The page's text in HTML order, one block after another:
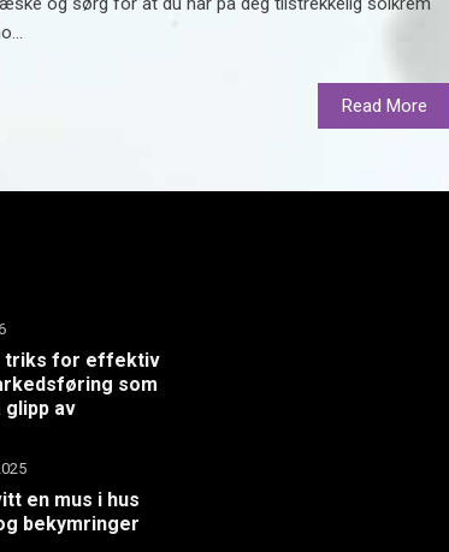
Read More
triks for effektiv
som
glipp av
en mus i hus
bekymringer